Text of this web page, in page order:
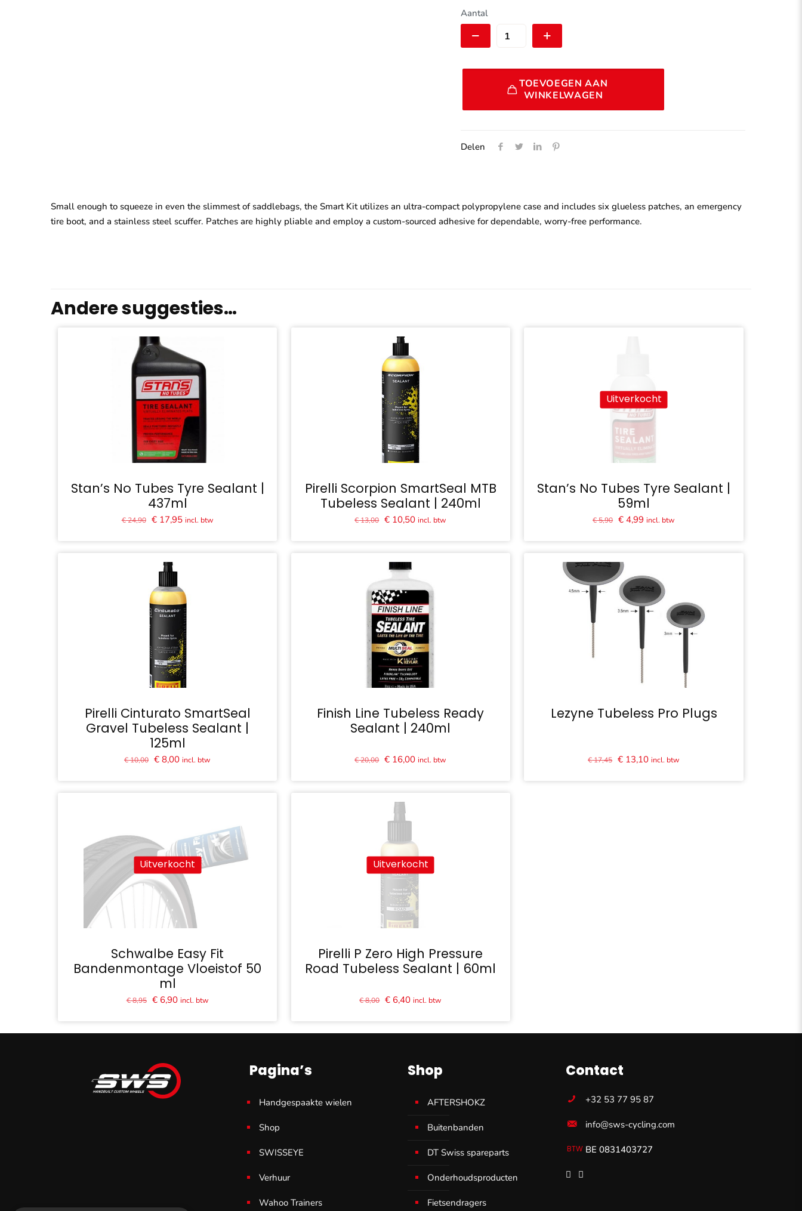
Aantal
Lezyne
Smart
TOEVOEGEN AAN
WINKELWAGEN
Delen
Small enough to squeeze in even the slimmest of saddlebags, the Smart Kit utilizes an ultra-compact polypropylene case and includes six glueless patches, an emergency
tire boot, and a stainless steel scuffer. Patches are highly pliable and employ a custom-sourced adhesive for dependable, worry-free performance.
Andere suggesties…
Stan’s No Tubes Tyre Sealant |
437ml
€24,90 Oorspronkelijke
€ 24,90.
€17,95Huidige
incl. btw
Pirelli Scorpion SmartSeal MTB
Tubeless Sealant | 240ml
€13,00 Oorspronkelijke
€ 13,00.
€ 10,50Huidige
incl. btw
Uitverkocht
Stan’s No Tubes Tyre Sealant |
59ml
€5,90 Oorspronkelijke
€ 5,90.
€ 4,99 Huidige
incl. btw
Pirelli Cinturato SmartSeal
Gravel Tubeless Sealant |
125ml
€10,00 Oorspronkelijke
€ 8,00Huidige
incl. btw
Finish Line Tubeless Ready
Sealant | 240ml
€20,00 Oorspronkelijke
€ 20,00.
€ 16,00Huidige
incl. btw
Lezyne Tubeless Pro Plugs
€17,45 Oorspronkelijke
€ 13,10Huidige
incl. btw
Uitverkocht
Schwalbe Easy Fit
Bandenmontage Vloeistof 50
ml
€8,95 Oorspronkelijke
€6,90Huidige
incl. btw
Uitverkocht
Pirelli P Zero High Pressure
Road Tubeless Sealant | 60ml
€8,00 Oorspronkelijke
€ 6,40Huidige
incl. btw
Pagina’s
Handgespaakte wielen
Shop
SWISSEYE
Verhuur
Wahoo Trainers
Shop
AFTERSHOKZ
Buitenbanden
DT Swiss spareparts
Onderhoudsproducten
Fietsendragers
Contact
+32 53 77 95 87
info@sws-cycling.com
BE 0831403727